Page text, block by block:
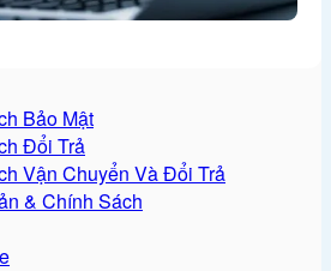
Bảo Mật
Đổi Trả
Vận Chuyển Và Đổi Trả
& Chính Sách